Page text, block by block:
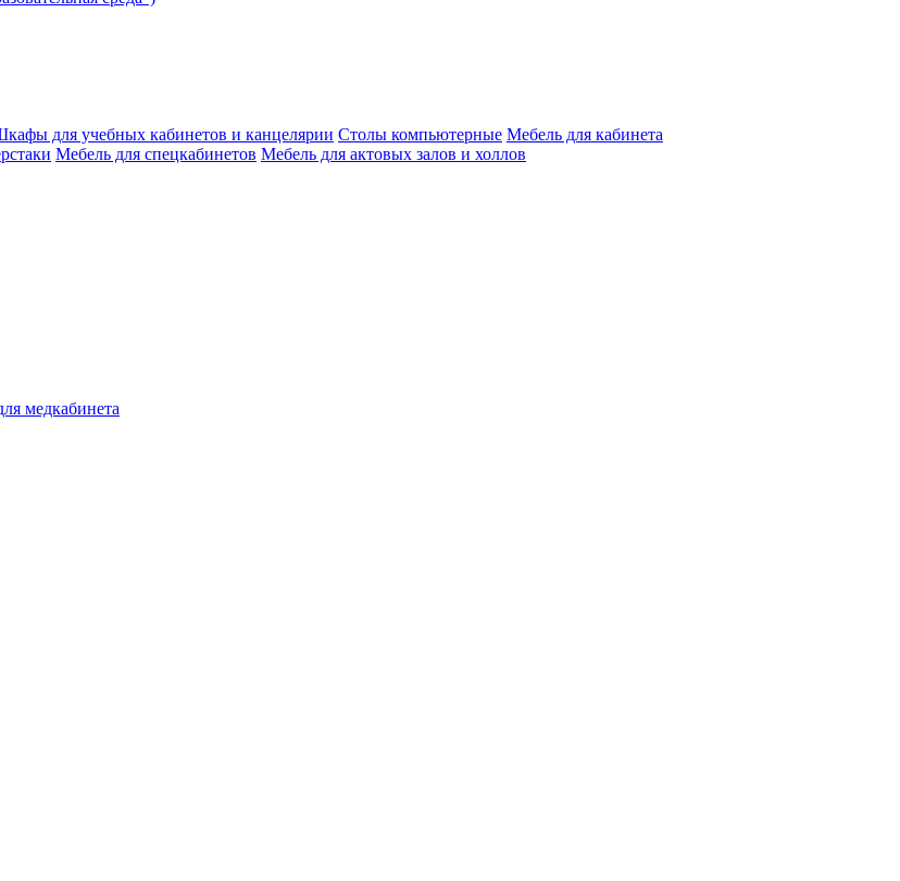
для учебных кабинетов и канцелярии Столы компьютерные Мебель для кабинета
Мебель для спецкабинетов Мебель для актовых залов и холлов
медкабинета